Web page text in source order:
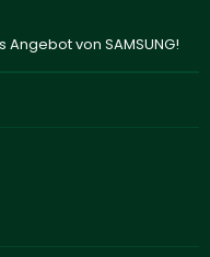
Angebot von SAMSUNG!